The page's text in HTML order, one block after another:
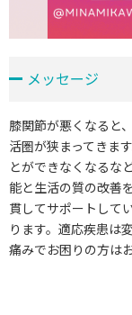
メッセージ
膝関節が悪くなると
活圏が狭まってきま
とができなくなるな
能と生活の質の改善
貫してサポートして
ります。適応疾患は
痛みでお困りの方は